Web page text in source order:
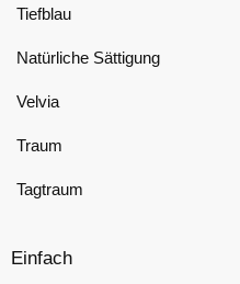
Tiefblau
Natürliche Sättigung
Velvia
Traum
Tagtraum
Einfach